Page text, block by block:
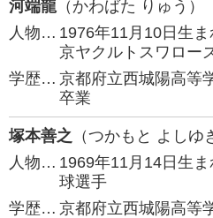
河端龍（かわばた りゅう）
人物… 1976年11月10日生
京ヤクルトスワロー
学歴… 京都府立西城陽高等
卒業
塚本善之 （つかもと よしゆ
人物… 1969年11月14日生
球選手
学歴… 京都府立西城陽高等